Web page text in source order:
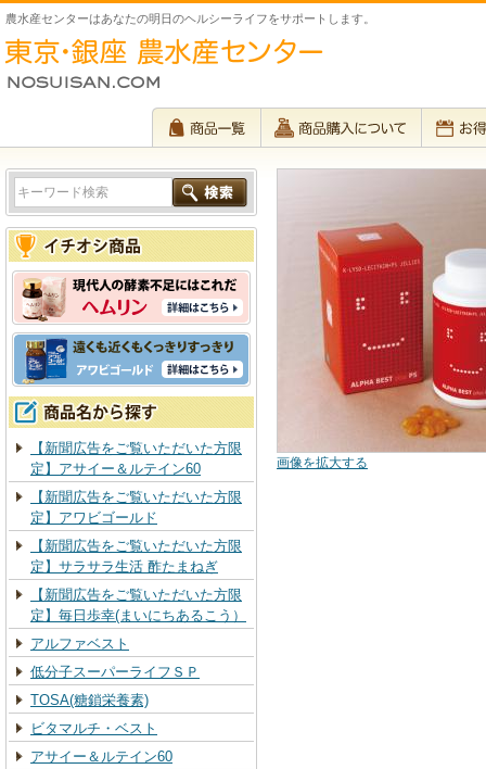
農水産センターはあなたの明日のヘルシーライフをサポートします。
【新聞広告をご覧いただいた方限
定】アサイー＆ルテイン60
【新聞広告をご覧いただいた方限
定】アワビゴールド
【新聞広告をご覧いただいた方限
定】サラサラ生活 酢たまねぎ
【新聞広告をご覧いただいた方限
定】毎日歩幸(まいにちあるこう）
アルファベスト
低分子スーパーライフＳＰ
TOSA(糖鎖栄養素)
ビタマルチ・ベスト
アサイー＆ルテイン60
画像を拡大する